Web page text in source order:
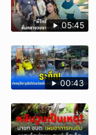
05:45
00:43